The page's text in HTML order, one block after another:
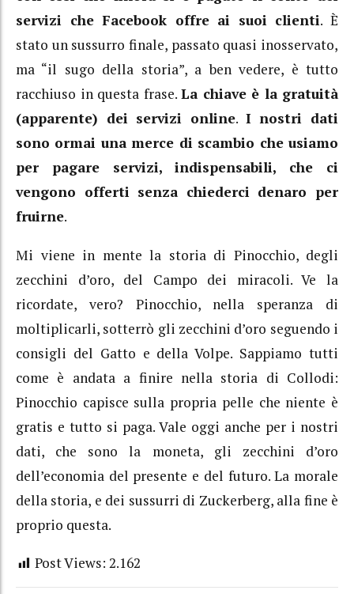
servizi che Facebook offre ai suoi clienti. È
stato un sussurro finale, passato quasi inosservato,
ma “il sugo della storia”, a ben vedere, è tutto
racchiuso in questa frase. La chiave è la gratuità
(apparente) dei servizi online. I nostri dati
sono ormai una merce di scambio che usiamo
per pagare servizi, indispensabili, che ci
vengono offerti senza chiederci denaro per
fruirne.
Mi viene in mente la storia di Pinocchio, degli
zecchini d’oro, del Campo dei miracoli. Ve la
ricordate, vero? Pinocchio, nella speranza di
moltiplicarli, sotterrò gli zecchini d’oro seguendo i
consigli del Gatto e della Volpe. Sappiamo tutti
come è andata a finire nella storia di Collodi:
Pinocchio capisce sulla propria pelle che niente è
gratis e tutto si paga. Vale oggi anche per i nostri
dati, che sono la moneta, gli zecchini d’oro
dell’economia del presente e del futuro. La morale
della storia, e dei sussurri di Zuckerberg, alla fine è
proprio questa.
Post Views: 2.162